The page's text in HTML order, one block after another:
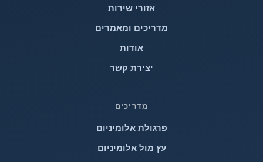
אזורי שירות
מדריכים ומאמרים
אודות
יצירת קשר
מדריכים
פרגולת אלומיניום
עץ מול אלומיניום